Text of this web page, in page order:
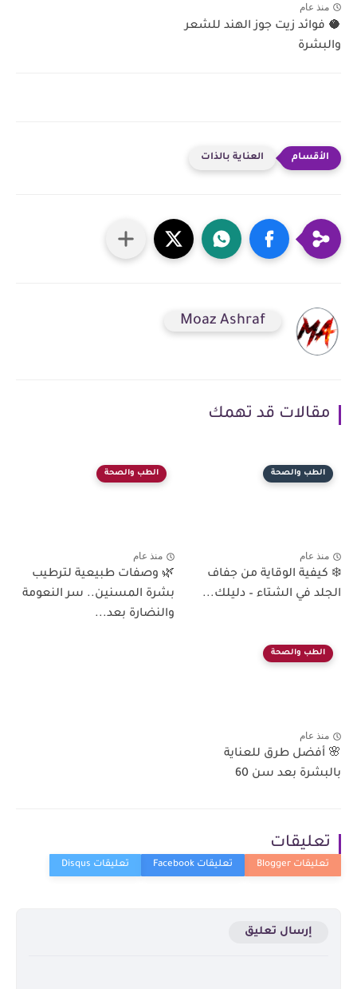
منذ عام
🥥 فوائد زيت جوز الهند للشعر
والبشرة
العناية بالذات
Moaz Ashraf
مقالات قد تهمك
الطب والصحة
منذ عام
❄️ كيفية الوقاية من جفاف
الجلد في الشتاء – دليلك...
الطب والصحة
منذ عام
🌿 وصفات طبيعية لترطيب
بشرة المسنين.. سر النعومة
والنضارة بعد...
الطب والصحة
منذ عام
🌸 أفضل طرق للعناية
بالبشرة بعد سن 60
تعليقات
إرسال تعليق